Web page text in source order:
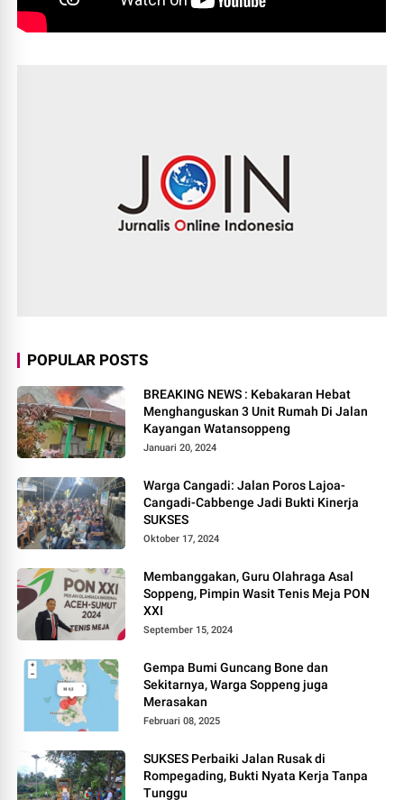
POPULAR POSTS
BREAKING NEWS : Kebakaran Hebat
Menghanguskan 3 Unit Rumah Di Jalan
Kayangan Watansoppeng
Januari 20, 2024
Warga Cangadi: Jalan Poros Lajoa-
Cangadi-Cabbenge Jadi Bukti Kinerja
SUKSES
Oktober 17, 2024
Membanggakan, Guru Olahraga Asal
Soppeng, Pimpin Wasit Tenis Meja PON
XXI
September 15, 2024
Gempa Bumi Guncang Bone dan
Sekitarnya, Warga Soppeng juga
Merasakan
Februari 08, 2025
SUKSES Perbaiki Jalan Rusak di
Rompegading, Bukti Nyata Kerja Tanpa
Tunggu